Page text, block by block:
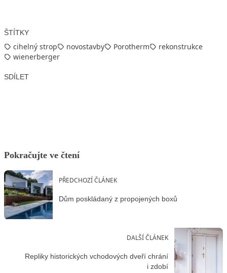
ŠTÍTKY
cihelný strop novostavby Porotherm
rekonstrukce
wienerberger
SDÍLET
Pokračujte ve čtení
PŘEDCHOZÍ ČLÁNEK
Dům poskládaný z propojených boxů
DALŠÍ ČLÁNEK
Repliky historických vchodových dveří chrání
i zdobí